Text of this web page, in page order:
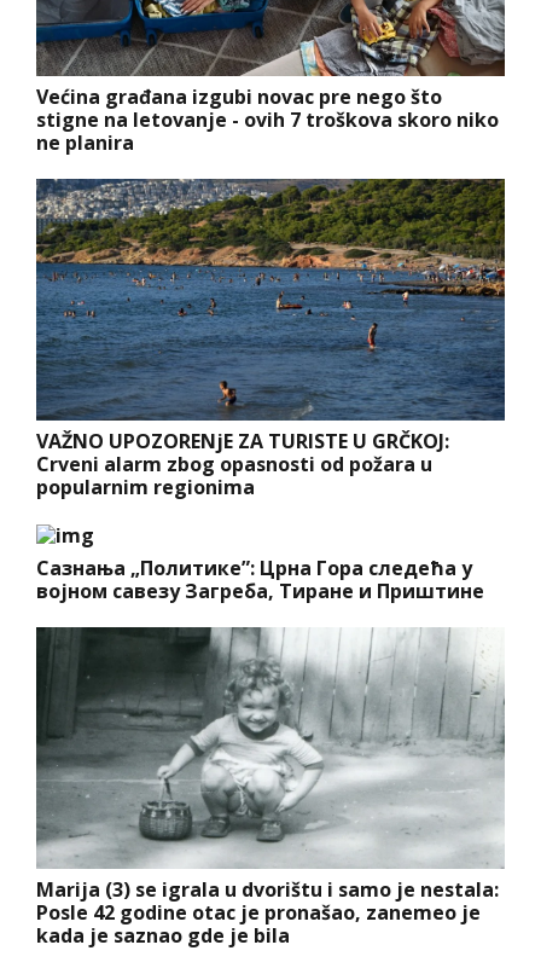
Većina građana izgubi novac pre nego što
stigne na letovanje - ovih 7 troškova skoro niko
ne planira
VAŽNO UPOZORENjE ZA TURISTE U GRČKOJ:
Crveni alarm zbog opasnosti od požara u
popularnim regionima
Сазнања „Политике”: Црна Гора следећа у
војном савезу Загреба, Тиране и Приштине
Marija (3) se igrala u dvorištu i samo je nestala:
Posle 42 godine otac je pronašao, zanemeo je
kada je saznao gde je bila